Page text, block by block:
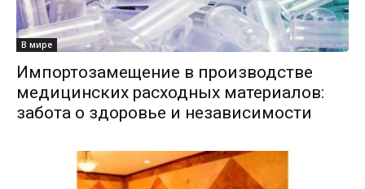
В мире
Импортозамещение в производстве
медицинских расходных материалов:
забота о здоровье и независимости